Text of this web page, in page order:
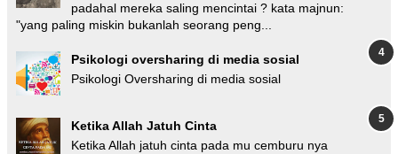
padahal mereka saling mencintai ? kata majnun:
"yang paling miskin bukanlah seorang peng...
Psikologi oversharing di media sosial
Psikologi Oversharing di media sosial
Ketika Allah Jatuh Cinta
Ketika Allah jatuh cinta pada mu cemburu nya